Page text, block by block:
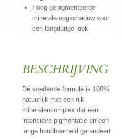
Hoog gepigmenteerde
minerale oogschaduw voor
een langdurige look
BESCHRIJVING
De voedende formule is 100%
natuurlijk met een rijk
mineralencomplex dat een
intensieve pigmentatie en een
lange houdbaarheid garandeert